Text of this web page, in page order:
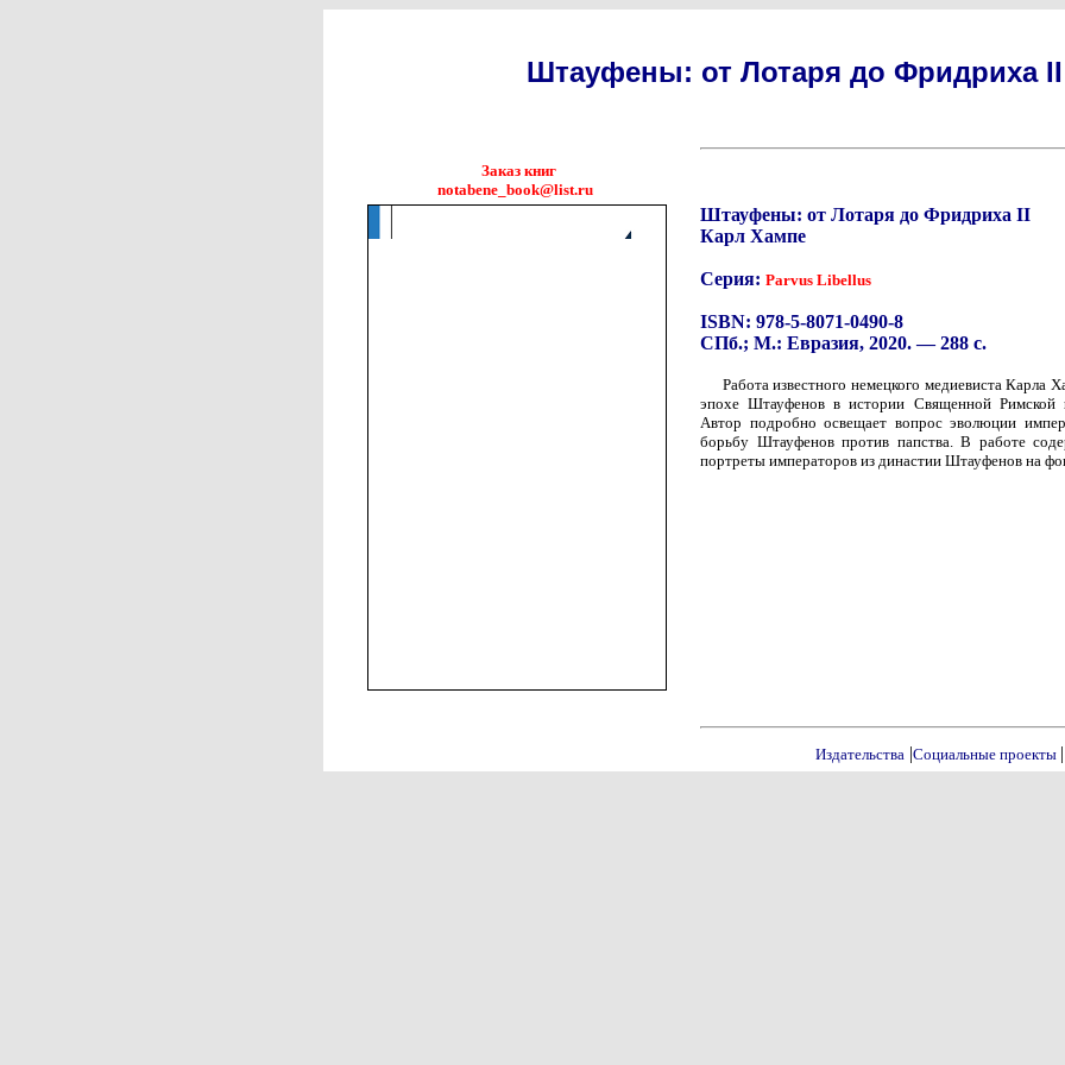
Штауфены: от Лотаря до Фридриха II
Заказ книг
notabene_book@list.ru
Штауфены: от Лотаря до Фридриха II
Карл Хампе
Серия: Parvus Libellus
ISBN: 978-5-8071-0490-8
СПб.; М.: Евразия, 2020. — 288 с.
Работа известного немецкого медиевиста Карла
эпохе Штауфенов в истории Священной Римской
Автор подробно освещает вопрос эволюции
борьбу Штауфенов против папства. В работе
портреты императоров из династии Штауфенов на
Издательства |Социальные проекты |